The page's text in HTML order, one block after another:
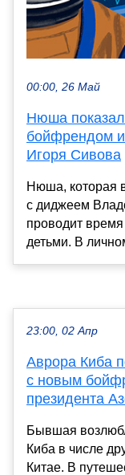
00:00, 26 Май
Нюша
бойфрендом
Игоря Сивова
Нюша, которая
с диджеем
проводит
детьми. В
23:00, 02 Апр
Аврора Киба
с новым
президента
Бывшая
Киба в числе
Китае. В